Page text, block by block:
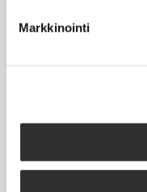
Markkinointi
Työttömyys ja lomautukset
Kesätyöntekijän